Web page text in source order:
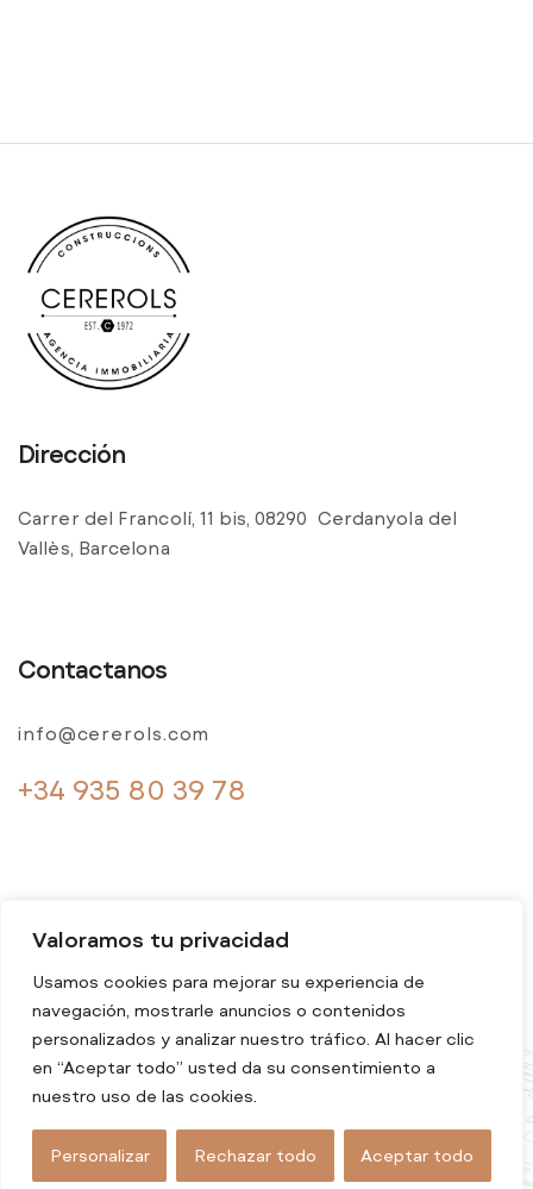
Valoramos tu privacidad
Usamos cookies para mejorar su experiencia de
navegación, mostrarle anuncios o contenidos
personalizados y analizar nuestro tráfico. Al hacer clic
en “Aceptar todo” usted da su consentimiento a
nuestro uso de las cookies.
Personalizar Rechazar todo Aceptar todo
Dirección
Carrer del Francolí, 11 bis, 08290 Cerdanyola del
Vallès, Barcelona
Contactanos
info@cererols.com
+34 935 80 39 78
© 2024 Cererols. Todos los derechos reservados